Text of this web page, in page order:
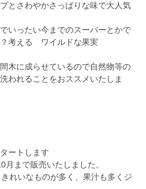
とさわやかさっぱりな味で大人気
いったい今までのスーパーとかで
考える ワイルドな果実
木に成らせているので自然物等の
われることをおススメいたしま
ートします
まで販売いたしました。
れいなものが多く、果汁も多くジ